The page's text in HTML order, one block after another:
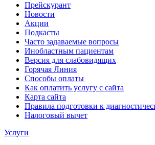
Прейскурант
Новости
Акции
Подкасты
Часто задаваемые вопросы
Инобластным пациентам
Версия для слабовидящих
Горячая Линия
Способы оплаты
Как оплатить услугу с сайта
Карта сайта
Правила подготовки к
Налоговый вычет
Услуги